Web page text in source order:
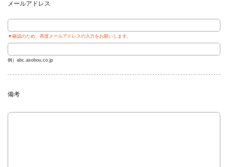
メールアドレス
▼確認のため、再度メールアドレスの入力をお願いします。
例）abc.asobou.co.jp
備考